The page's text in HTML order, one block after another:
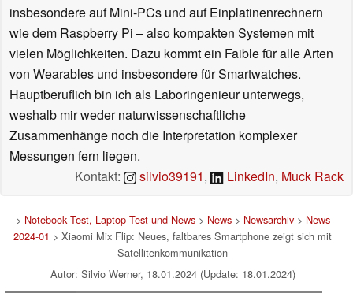
insbesondere auf Mini-PCs und auf Einplatinenrechnern
wie dem Raspberry Pi – also kompakten Systemen mit
vielen Möglichkeiten. Dazu kommt ein Faible für alle Arten
von Wearables und insbesondere für Smartwatches.
Hauptberuflich bin ich als Laboringenieur unterwegs,
weshalb mir weder naturwissenschaftliche
Zusammenhänge noch die Interpretation komplexer
Messungen fern liegen.
Kontakt:
silvio39191, LinkedIn, Muck Rack
> Notebook Test, Laptop Test und News> News> Newsarchiv> News
2024-01 > Xiaomi Mix Flip: Neues, faltbares Smartphone zeigt sich mit
Satellitenkommunikation
Autor: Silvio Werner, 18.01.2024 (Update: 18.01.2024)